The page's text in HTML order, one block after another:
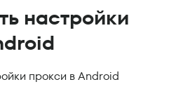
настройки